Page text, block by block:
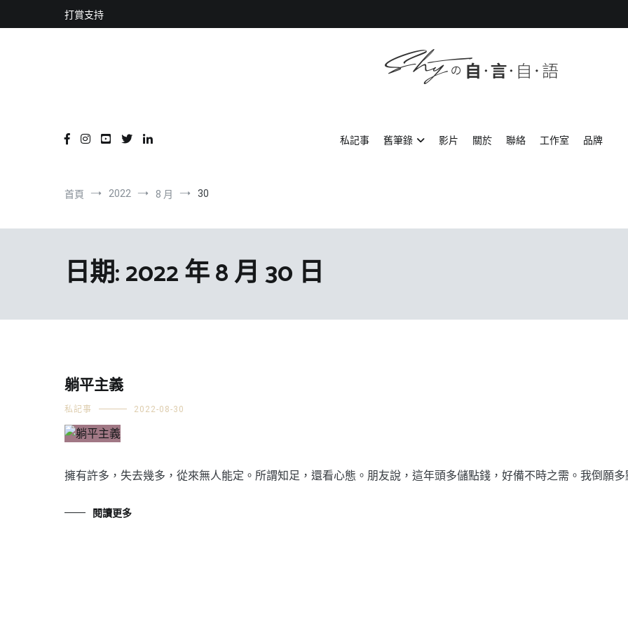
到
打賞支持
私記事 舊筆錄 影片 關於 聯絡 工作室 品牌
首頁 2022 8 月 30
日期:2022 年 8 月 30 日
躺平主義
私記事 2022-08-30
擁有許多，失去幾多，從來無人能定。所謂知足，還看心態。朋友說，這年頭多儲點錢，好備不時之需。我倒願多
閱讀更多